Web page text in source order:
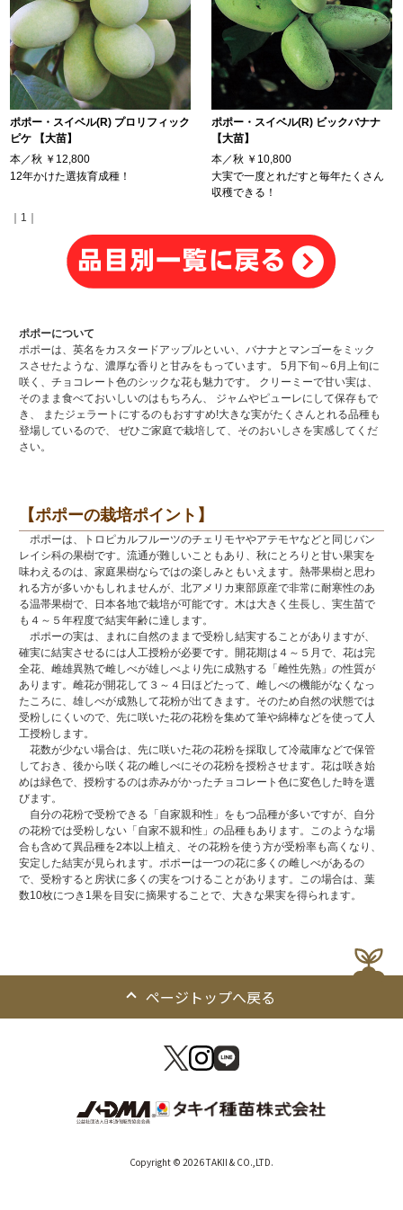
ポポー・スイベル(R) プロリフィック
ピケ 【大苗】
本／秋 ￥12,800
12年かけた選抜育成種！
ポポー・スイベル(R) ビックバナナ
【大苗】
本／秋 ￥10,800
大実で一度とれだすと毎年たくさん
収穫できる！
｜1｜
ポポーについて
ポポーは、英名をカスタードアップルといい、バナナとマンゴーをミック
スさせたような、濃厚な香りと甘みをもっています。 5月下旬～6月上旬に
咲く、チョコレート色のシックな花も魅力です。 クリーミーで甘い実は、
そのまま食べておいしいのはもちろん、 ジャムやピューレにして保存もで
き、 またジェラートにするのもおすすめ!大きな実がたくさんとれる品種も
登場しているので、 ぜひご家庭で栽培して、そのおいしさを実感してくだ
さい。
【ポポーの栽培ポイント】
ポポーは、トロピカルフルーツのチェリモヤやアテモヤなどと同じバン
レイシ科の果樹です。流通が難しいこともあり、秋にとろりと甘い果実を
味わえるのは、家庭果樹ならではの楽しみともいえます。熱帯果樹と思わ
れる方が多いかもしれませんが、北アメリカ東部原産で非常に耐寒性のあ
る温帯果樹で、日本各地で栽培が可能です。木は大きく生長し、実生苗で
も４～５年程度で結実年齢に達します。
ポポーの実は、まれに自然のままで受粉し結実することがありますが、
確実に結実させるには人工授粉が必要です。開花期は４～５月で、花は完
全花、雌雄異熟で雌しべが雄しべより先に成熟する「雌性先熟」の性質が
あります。雌花が開花して３～４日ほどたって、雌しべの機能がなくなっ
たころに、雄しべが成熟して花粉が出てきます。そのため自然の状態では
受粉しにくいので、先に咲いた花の花粉を集めて筆や綿棒などを使って人
工授粉します。
花数が少ない場合は、先に咲いた花の花粉を採取して冷蔵庫などで保管
しておき、後から咲く花の雌しべにその花粉を授粉させます。花は咲き始
めは緑色で、授粉するのは赤みがかったチョコレート色に変色した時を選
びます。
自分の花粉で受粉できる「自家親和性」をもつ品種が多いですが、自分
の花粉では受粉しない「自家不親和性」の品種もあります。このような場
合も含めて異品種を2本以上植え、その花粉を使う方が受粉率も高くなり、
安定した結実が見られます。ポポーは一つの花に多くの雌しべがあるの
で、受粉すると房状に多くの実をつけることがあります。この場合は、葉
数10枚につき1果を目安に摘果することで、大きな果実を得られます。
ページトップへ戻る
Copyright © 2026 TAKII & CO.,LTD.